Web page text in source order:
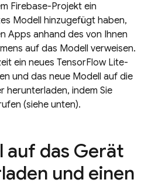
Firebase-Projekt ein
Modell hinzugefügt haben,
Apps anhand des von Ihnen
auf das Modell verweisen.
ein neues TensorFlow Lite-
und das neue Modell auf die
herunterladen, indem Sie
(siehe unten).
auf das Gerät
und einen